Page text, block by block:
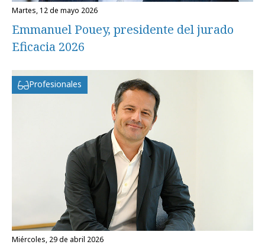
martes, 12 de mayo 2026
Emmanuel Pouey, presidente del jurado
Eficacia 2026
Profesionales
miércoles, 29 de abril 2026